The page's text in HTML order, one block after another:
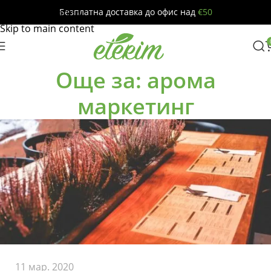
Skip to navigation
Skip to main content
Безплатна доставка до офис над €50
Още за: арома
маркетинг
11 мар. 2020